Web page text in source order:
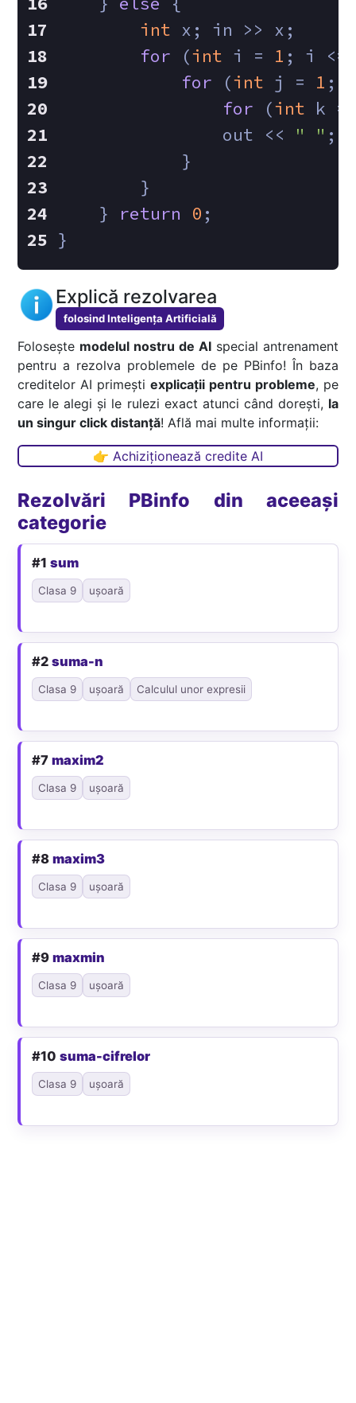
int x; in >> x;
for (int i = 1 ; i <=
for (int j = 1 ;
for (int k
                out <<
" " ;
            }
        }
    }
return 0 ;
}
Explică rezolvarea
folosind Inteligența Artificială
Folosește modelul nostru de AIspecial antrenament
pentru a rezolva problemele de pe PBinfo! În baza
creditelor AI primești explicații pentru probleme, pe
care le alegi și le rulezi exact atunci când dorești, la
un singur click distanță! Află mai multe informații:
👉 Achiziționează credite AI
Rezolvări PBinfo din aceeași
categorie
#1sum
Clasa 9 ușoară
#2suma-n
Clasa 9 ușoară Calculul unor expresii
#7maxim2
Clasa 9 ușoară
#8maxim3
Clasa 9 ușoară
#9maxmin
Clasa 9 ușoară
#10suma-cifrelor
Clasa 9 ușoară